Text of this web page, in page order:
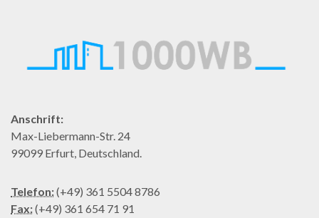
Anschrift:
Max-Liebermann-Str. 24
99099 Erfurt, Deutschland.
Telefon:(+49) 361 5504 8786
Fax:(+49) 361 654 71 91